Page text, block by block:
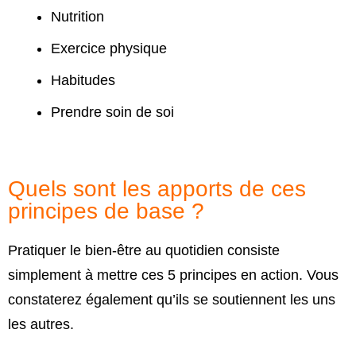
Nutrition
Exercice physique
Habitudes
Prendre soin de soi
Quels sont les apports de ces
principes de base ?
Pratiquer le bien-être au quotidien consiste
simplement à mettre ces 5 principes en action. Vous
constaterez également qu’ils se soutiennent les uns
les autres.